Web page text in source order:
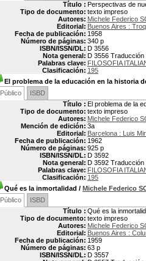
Título : Perspectivas de
Tipo de documento: texto impreso
Autores: Michele Federico
Editorial: Buenos Aires :
Fecha de publicación: 1958
Número de páginas: 340 p
ISBN/ISSN/DL: D 3556
Nota general: D 3556 Traducción
Palabras clave: FILOSOFIA
Clasificación: 195
El problema de la educación en la historia
Público
ISBD
Título : El problema de la
Tipo de documento: texto impreso
Autores: Michele Federico
Mención de edición: 3a
Editorial: Barcelona : Luis
Fecha de publicación: 1962
Número de páginas: 925 p
ISBN/ISSN/DL: D 3592
Nota general: D 3592
Palabras clave: FILOSOFIA
Clasificación: 195
Qué es la inmortalidad / Michele Federico
Público
ISBD
Título : Qué es la
Tipo de documento: texto impreso
Autores: Michele Federico
Editorial: Buenos Aires :
Fecha de publicación: 1959
Número de páginas: 63 p
ISBN/ISSN/DL: D 3557